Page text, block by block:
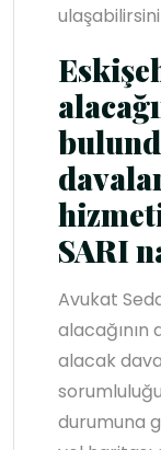
d
SARI
Avukat
alacağının
alacak
durumuna